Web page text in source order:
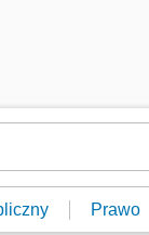
Prawo